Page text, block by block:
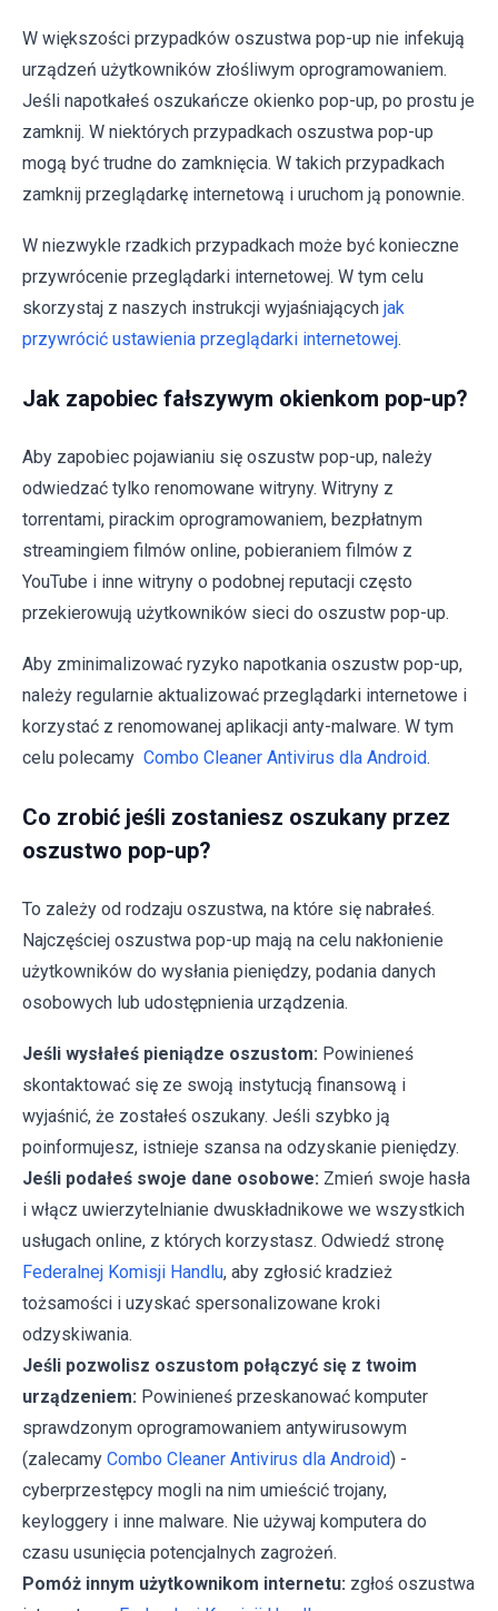
W większości przypadków oszustwa pop-up nie infekują
urządzeń użytkowników złośliwym oprogramowaniem.
Jeśli napotkałeś oszukańcze okienko pop-up, po prostu je
zamknij. W niektórych przypadkach oszustwa pop-up
mogą być trudne do zamknięcia. W takich przypadkach
zamknij przeglądarkę internetową i uruchom ją ponownie.
W niezwykle rzadkich przypadkach może być konieczne
przywrócenie przeglądarki internetowej. W tym celu
skorzystaj z naszych instrukcji wyjaśniających jak
przywrócić ustawienia przeglądarki internetowej.
Jak zapobiec fałszywym okienkom pop-up?
Aby zapobiec pojawianiu się oszustw pop-up, należy
odwiedzać tylko renomowane witryny. Witryny z
torrentami, pirackim oprogramowaniem, bezpłatnym
streamingiem filmów online, pobieraniem filmów z
YouTube i inne witryny o podobnej reputacji często
przekierowują użytkowników sieci do oszustw pop-up.
Aby zminimalizować ryzyko napotkania oszustw pop-up,
należy regularnie aktualizować przeglądarki internetowe i
korzystać z renomowanej aplikacji anty-malware. W tym
celu polecamy Combo Cleaner Antivirus dla Android.
Co zrobić jeśli zostaniesz oszukany przez
oszustwo pop-up?
To zależy od rodzaju oszustwa, na które się nabrałeś.
Najczęściej oszustwa pop-up mają na celu nakłonienie
użytkowników do wysłania pieniędzy, podania danych
osobowych lub udostępnienia urządzenia.
Jeśli wysłałeś pieniądze oszustom: Powinieneś
skontaktować się ze swoją instytucją finansową i
wyjaśnić, że zostałeś oszukany. Jeśli szybko ją
poinformujesz, istnieje szansa na odzyskanie pieniędzy.
Jeśli podałeś swoje dane osobowe: Zmień swoje hasła
i włącz uwierzytelnianie dwuskładnikowe we wszystkich
usługach online, z których korzystasz. Odwiedź stronę
Federalnej Komisji Handlu, aby zgłosić kradzież
tożsamości i uzyskać spersonalizowane kroki
odzyskiwania.
Jeśli pozwolisz oszustom połączyć się z twoim
urządzeniem: Powinieneś przeskanować komputer
sprawdzonym oprogramowaniem antywirusowym
(zalecamy Combo Cleaner Antivirus dla Android) -
cyberprzestępcy mogli na nim umieścić trojany,
keyloggery i inne malware. Nie używaj komputera do
czasu usunięcia potencjalnych zagrożeń.
Pomóż innym użytkownikom internetu: zgłoś oszustwa